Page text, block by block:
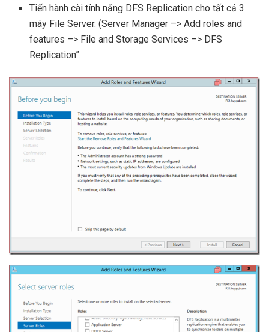
Tiến hành cài tính năng DFS Replication cho tất cả 3
máy File Server. (Server Manager –> Add roles and
features –> File and Storage Services –> DFS
Replication”.